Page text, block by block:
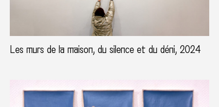
Les murs de la maison, du silence et du déni, 2024